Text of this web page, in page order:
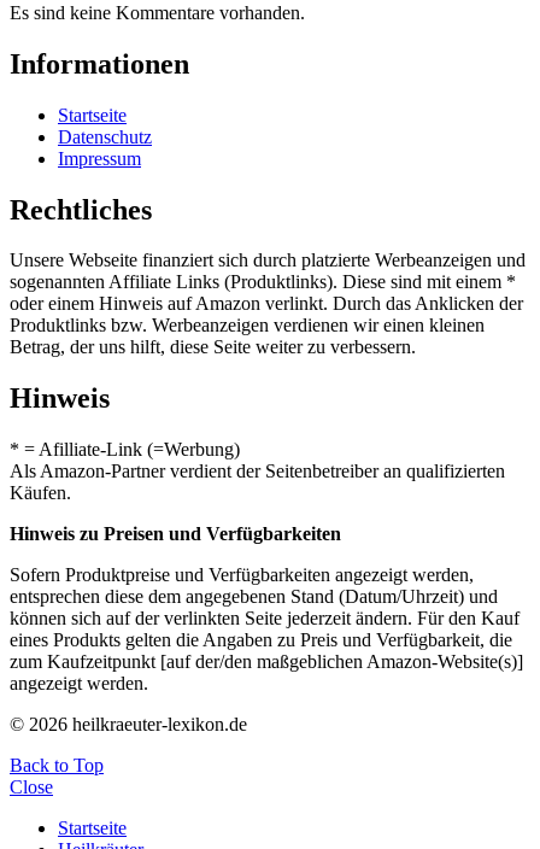
Es sind keine Kommentare vorhanden.
Informationen
Startseite
Datenschutz
Impressum
Rechtliches
Unsere Webseite finanziert sich durch platzierte Werbeanzeigen und
sogenannten Affiliate Links (Produktlinks). Diese sind mit einem *
oder einem Hinweis auf Amazon verlinkt. Durch das Anklicken der
Produktlinks bzw. Werbeanzeigen verdienen wir einen kleinen
Betrag, der uns hilft, diese Seite weiter zu verbessern.
Hinweis
* = Afilliate-Link (=Werbung)
Als Amazon-Partner verdient der Seitenbetreiber an qualifizierten
Käufen.
Hinweis zu Preisen und Verfügbarkeiten
Sofern Produktpreise und Verfügbarkeiten angezeigt werden,
entsprechen diese dem angegebenen Stand (Datum/Uhrzeit) und
können sich auf der verlinkten Seite jederzeit ändern. Für den Kauf
eines Produkts gelten die Angaben zu Preis und Verfügbarkeit, die
zum Kaufzeitpunkt [auf der/den maßgeblichen Amazon-Website(s)]
angezeigt werden.
© 2026 heilkraeuter-lexikon.de
Back to Top
Close
Startseite